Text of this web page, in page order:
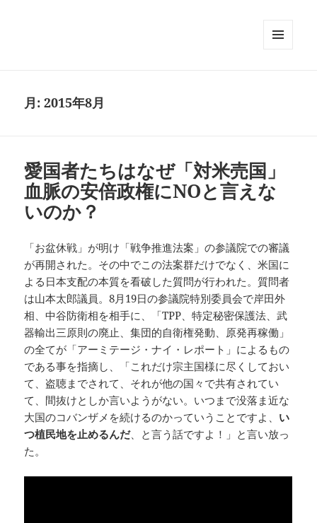
月:2015年8月
愛国者たちはなぜ「対米売国」
血脈の安倍政権にNOと言えな
いのか？
「お盆休戦」が明け「戦争推進法案」の参議院での審議
が再開された。その中でこの法案群だけでなく、米国に
よる日本支配の本質を看破した質問が行われた。質問者
は山本太郎議員。8月19日の参議院特別委員会で岸田外
相、中谷防衛相を相手に、「TPP、特定秘密保護法、武
器輸出三原則の廃止、集団的自衛権発動、原発再稼働」
の全てが「アーミテージ・ナイ・レポート」によるもの
である事を指摘し、「これだけ宗主国様に尽くしておい
て、盗聴までされて、それが他の国々で共有されてい
て、間抜けとしか言いようがない。いつまで没落ま近な
大国のコバンザメを続けるのかっていうことですよ、 い
つ植民地を止めるんだ、と言う話ですよ！」と言い放っ
た。